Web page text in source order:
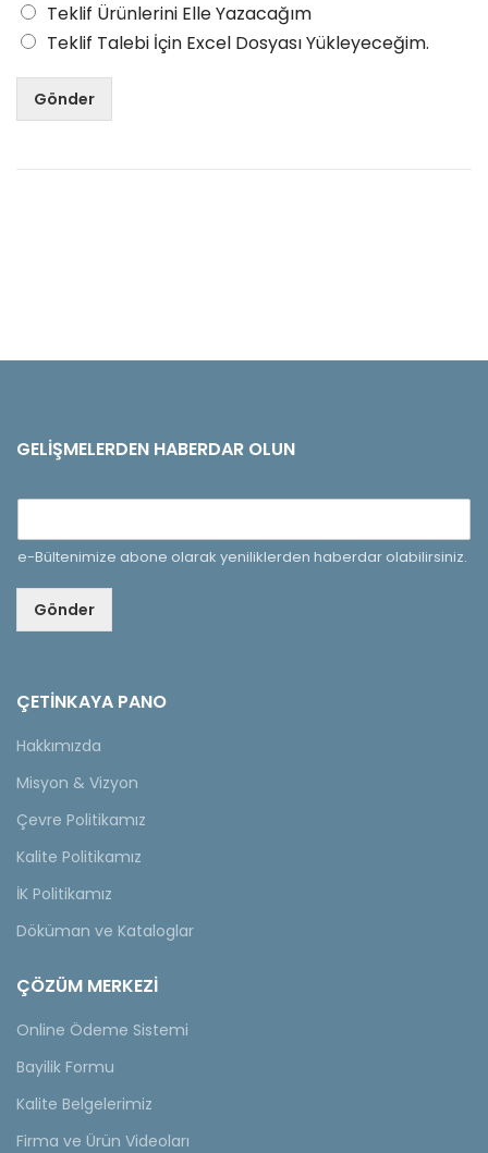
Teklif Ürünlerini Elle Yazacağım
Teklif Talebi İçin Excel Dosyası Yükleyeceğim.
Gönder
GELIŞMELERDEN HABERDAR OLUN
e-Bültenimize abone olarak yeniliklerden haberdar olabilirsiniz.
Gönder
ÇETINKAYA PANO
Hakkımızda
Misyon & Vizyon
Çevre Politikamız
Kalite Politikamız
İK Politikamız
Döküman ve Kataloglar
ÇÖZÜM MERKEZİ
Online Ödeme Sistemi
Bayilik Formu
Kalite Belgelerimiz
Firma ve Ürün Videoları